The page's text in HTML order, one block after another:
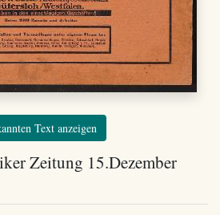
Text anzeigen
Zeitung 15.Dezember